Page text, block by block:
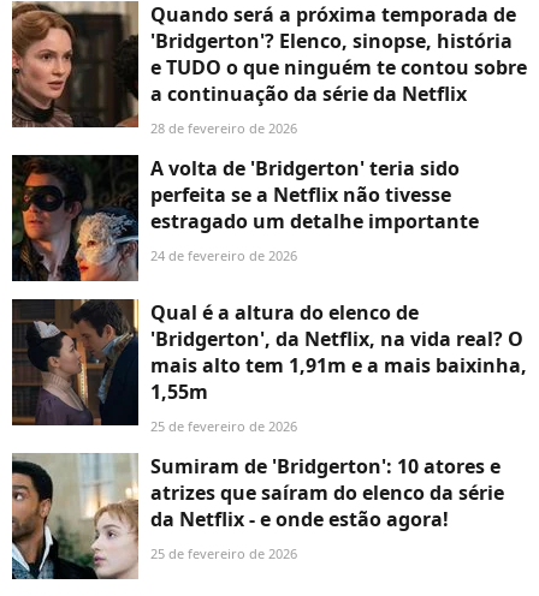
Quando será a próxima temporada de
'Bridgerton'? Elenco, sinopse, história
e TUDO o que ninguém te contou sobre
a continuação da série da Netflix
28 de fevereiro de 2026
A volta de 'Bridgerton' teria sido
perfeita se a Netflix não tivesse
estragado um detalhe importante
24 de fevereiro de 2026
Qual é a altura do elenco de
'Bridgerton', da Netflix, na vida real? O
mais alto tem 1,91m e a mais baixinha,
1,55m
25 de fevereiro de 2026
Sumiram de 'Bridgerton': 10 atores e
atrizes que saíram do elenco da série
da Netflix - e onde estão agora!
25 de fevereiro de 2026